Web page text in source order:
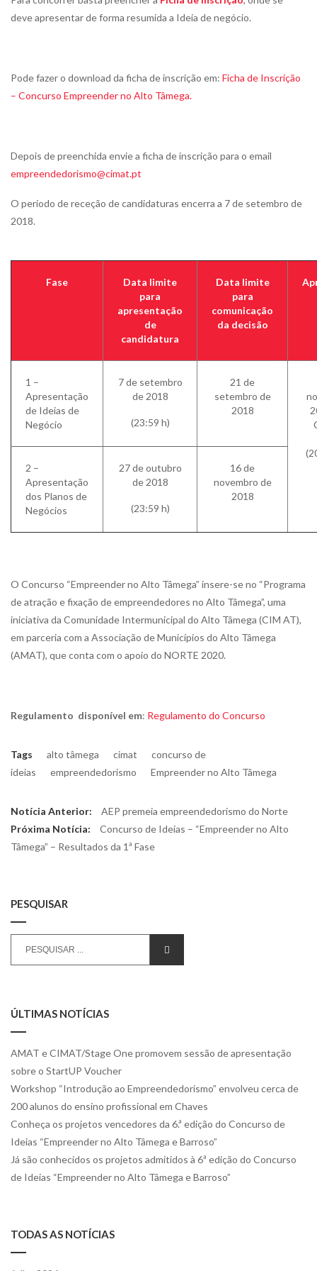
deve apresentar de forma resumida a Ideia de negócio.
Pode fazer o download da ficha de inscrição em: Ficha de Inscrição
– Concurso Empreender no Alto Tâmega.
Depois de preenchida envie a ficha de inscrição para o email
empreendedorismo@cimat.pt
O período de receção de candidaturas encerra a 7 de setembro de
2018.
Fase
Data limite
para
apresentação
de
candidatura
Data limite
para
comunicação
da decisão
1 –
Apresentação
de Ideias de
Negócio
7 de setembro
de 2018
(23:59 h)
21 de
setembro de
2018
2 –
Apresentação
dos Planos de
Negócios
27 de outubro
de 2018
(23:59 h)
16 de
novembro de
2018
O Concurso “Empreender no Alto Tâmega” insere-se no “Programa
de atração e fixação de empreendedores no Alto Tâmega”, uma
iniciativa da Comunidade Intermunicipal do Alto Tâmega (CIM AT),
em parceria com a Associação de Municípios do Alto Tâmega
(AMAT), que conta com o apoio do NORTE 2020.
Regulamento disponível em: Regulamento do Concurso
Tags alto tâmega cimat
concurso de
ideias
empreendedorismo Empreender no Alto Tâmega
Navegação
de
artigos
Notícia Anterior:
Previous
post:
AEP premeia empreendedorismo do Norte
Próxima Notícia:
Next
post:
Concurso de Ideias – “Empreender no Alto
Tâmega” – Resultados da 1ª Fase
PESQUISAR
ÚLTIMAS NOTÍCIAS
AMAT e CIMAT/Stage One promovem sessão de apresentação
sobre o StartUP Voucher
Workshop “Introdução ao Empreendedorismo” envolveu cerca de
200 alunos do ensino profissional em Chaves
Conheça os projetos vencedores da 6.ª edição do Concurso de
Ideias “Empreender no Alto Tâmega e Barroso”
Já são conhecidos os projetos admitidos à 6ª edição do Concurso
de Ideias “Empreender no Alto Tâmega e Barroso”
TODAS AS NOTÍCIAS